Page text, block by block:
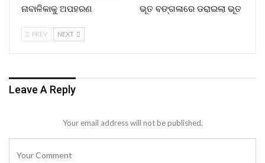
ନାବାଳିକାକୁ ଅପହରଣ ଭୂତ ବଙ୍ଗଳାରେ ଡରାଇଲା ଭୂତ
PREV NEXT
Leave A Reply
Your email address will not be published.